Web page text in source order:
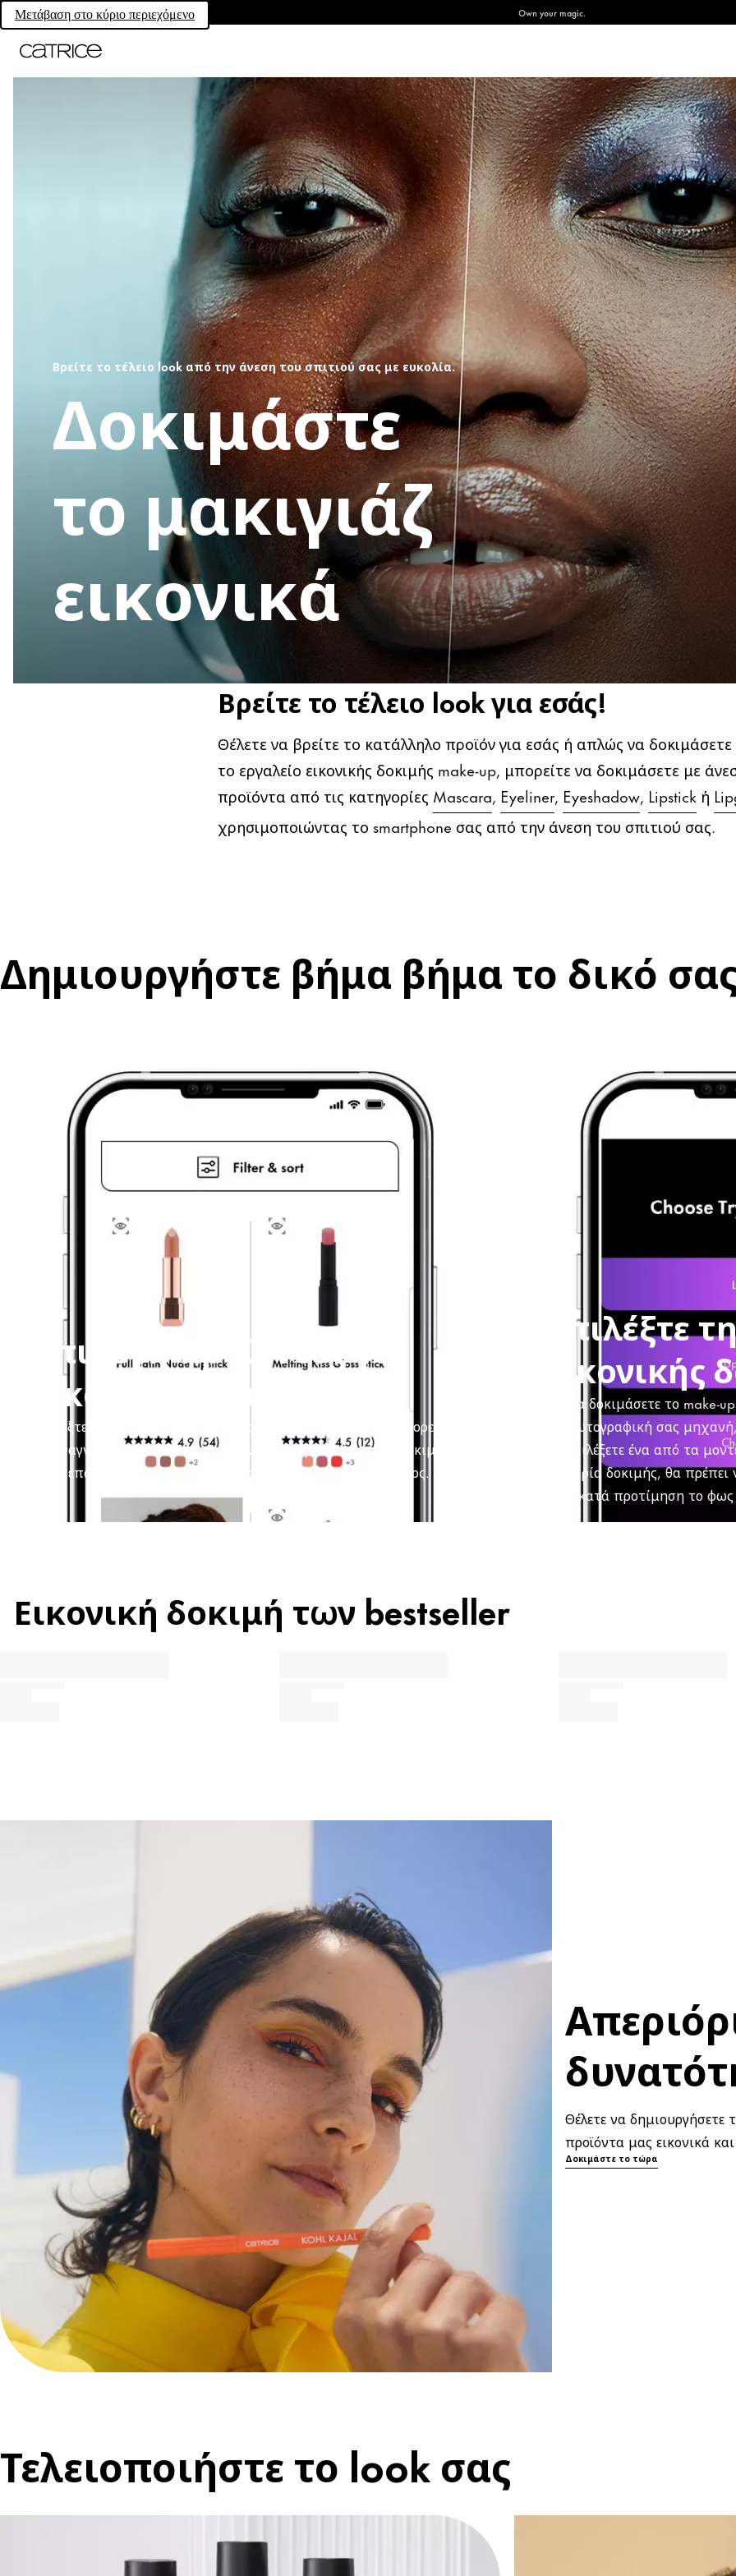
Μετάβαση στο κύριο περιεχόμενο Own your magic.
Βρείτε το τέλειο look από την άνεση του σπιτιού σας με ευκολία.
Δοκιμάστε
το μακιγιάζ
εικονικά
Βρείτε το τέλειο look για εσάς!
Θέλετε να βρείτε το κατάλληλο προϊόν για εσάς ή απλώς να
το εργαλείο εικονικής δοκιμής make-up, μπορείτε να δοκιμάσετε με
προϊόντα από τις κατηγορίες Mascara, Eyeliner, Eyeshadow, Lipstick ή
χρησιμοποιώντας το smartphone σας από την άνεση του σπιτιού σας.
Δημιουργήστε βήμα βήμα το δικό
Επιλογή προϊόντος για
εικονική δοκιμή
Επιλέξτε ένα από τα προϊόντα μας για εικονική δοκιμή. Μπορείτε
να αναγνωρίσετε εύκολα τα προϊόντα χάρη στο κουμπί «Δοκιμή»
στην επάνω αριστερή γωνία της φωτογραφίας του προϊόντος.
Επιλέξτε
εικονικής
Για να δοκιμάσετε το make-
τη φωτογραφική σας
να επιλέξετε ένα από τα
εμπειρία δοκιμής, θα
σας (κατά προτίμηση το
Εικονική δοκιμή των bestseller
Θέλετε να δημιουργήσετε
προϊόντα μας εικονικά
Δοκιμάστε το τώρα
Τελειοποιήστε το look σας